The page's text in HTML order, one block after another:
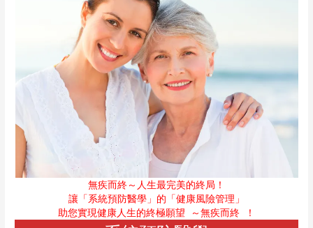
無疾而終～人生最完美的終局！
讓「系統預防醫學」的「健康風險管理」
助您實現健康人生的終極願望
～無疾而終 ！